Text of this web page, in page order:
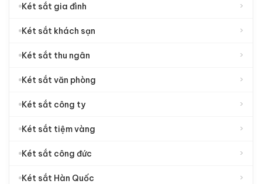
Két sắt gia đình ›
Két sắt khách sạn ›
Két sắt thu ngân ›
Két sắt văn phòng ›
Két sắt công ty ›
Két sắt tiệm vàng ›
Két sắt công đức ›
Két sắt Hàn Quốc ›